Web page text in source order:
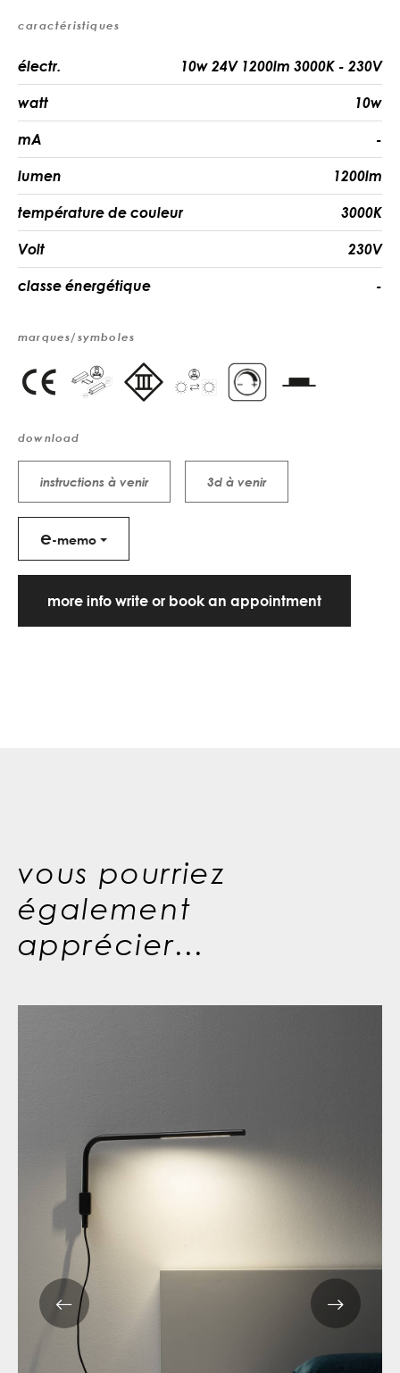
caractéristiques
électr. 10w 24V 1200lm 3000K - 230V
watt 10w
mA -
lumen 1200lm
température de couleur 3000K
Volt 230V
classe énergétique -
marques/symboles
download
instructions à venir 3d à venir
e-memo
more info write or book an appointment
vous pourriez
également
apprécier...